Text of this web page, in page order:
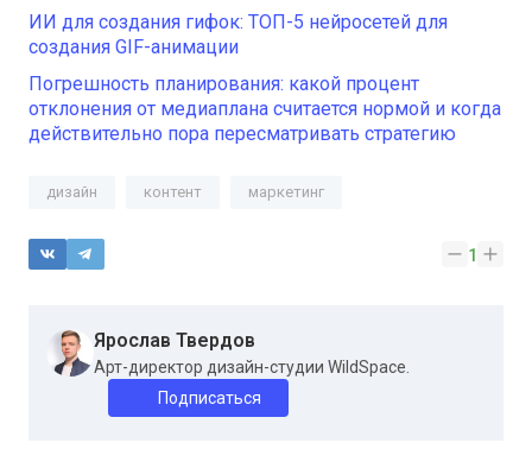
ИИ для создания гифок: ТОП-5 нейросетей для
создания GIF-анимации
Погрешность планирования: какой процент
отклонения от медиаплана считается нормой и когда
действительно пора пересматривать стратегию
дизайн контент маркетинг
1
Ярослав Твердов
Арт-директор дизайн-студии WildSpace.
Подписаться